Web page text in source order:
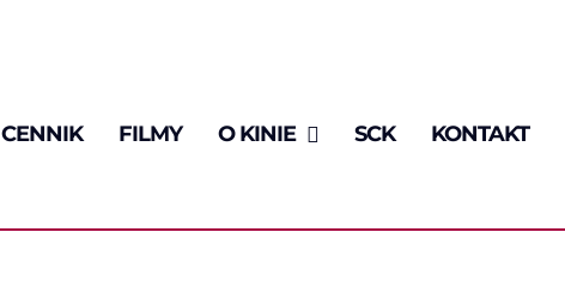
CENNIK FILMY O KINIE SCK KONTAKT